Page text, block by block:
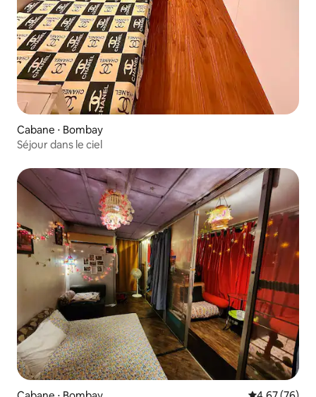
Cabane ⋅ Bombay
Séjour dans le ciel